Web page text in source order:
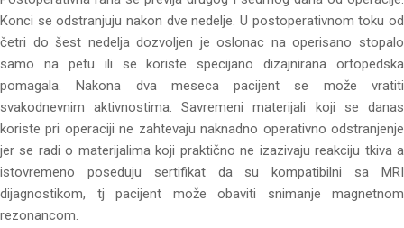
Konci se odstranjuju nakon dve nedelje. U postoperativnom toku od
četri do šest nedelja dozvoljen je oslonac na operisano stopalo
samo na petu ili se koriste specijano dizajnirana ortopedska
pomagala. Nakona dva meseca pacijent se može vratiti
svakodnevnim aktivnostima. Savremeni materijali koji se danas
koriste pri operaciji ne zahtevaju naknadno operativno odstranjenje
jer se radi o materijalima koji praktično ne izazivaju reakciju tkiva a
istovremeno poseduju sertifikat da su kompatibilni sa MRI
dijagnostikom, tj pacijent može obaviti snimanje magnetnom
rezonancom.